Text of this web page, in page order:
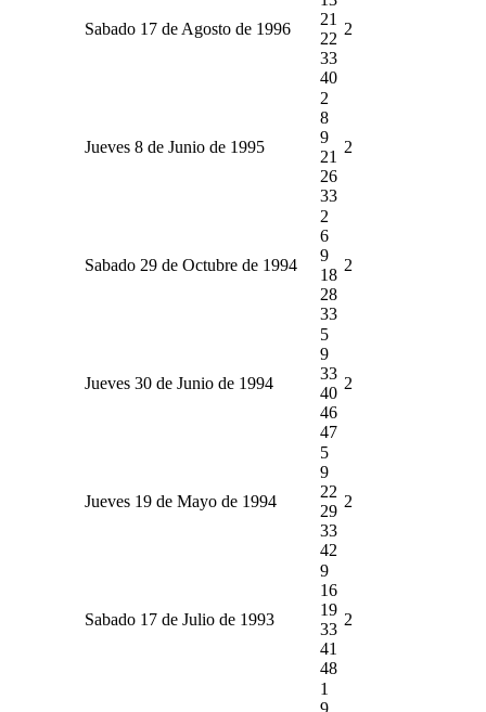
Sabado 17 de Agosto de 1996
21
22
33
40
2
Jueves 8 de Junio de 1995
2
8
9
21
26
33
2
Sabado 29 de Octubre de 1994
2
6
9
18
28
33
2
Jueves 30 de Junio de 1994
5
9
33
40
46
47
2
Jueves 19 de Mayo de 1994
5
9
22
29
33
42
2
Sabado 17 de Julio de 1993
9
16
19
33
41
48
2
1
9